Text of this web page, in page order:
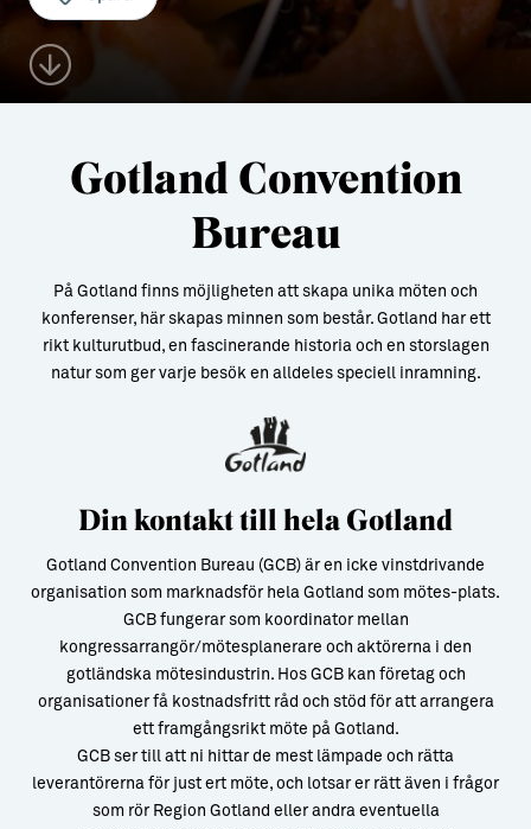
Hansestaden världsarv
Gotlands kulturarv
Medeltidsveckan
Visby Centrum
→ Gutamål och gotländska
→ Köpa bostad
→ Bygga hus
→ Fritidsliv
→ Föreningsliv
Barn & Familj
Gotland Convention
Bureau
På Gotland finns möjligheten att skapa unika möten och
konferenser, här skapas minnen som består. Gotland har ett
rikt kulturutbud, en fascinerande historia och en storslagen
natur som ger varje besök en alldeles speciell inramning.
Din kontakt till hela Gotland
Gotland Convention Bureau (GCB) är en icke vinstdrivande
organisation som marknadsför hela Gotland som mötes-plats.
GCB fungerar som koordinator mellan
kongressarrangör/mötesplanerare och aktörerna i den
gotländska mötesindustrin. Hos GCB kan företag och
organisationer få kostnadsfritt råd och stöd för att arrangera
ett framgångsrikt möte på Gotland.
GCB ser till att ni hittar de mest lämpade och rätta
leverantörerna för just ert möte, och lotsar er rätt även i frågor
som rör Region Gotland eller andra eventuella